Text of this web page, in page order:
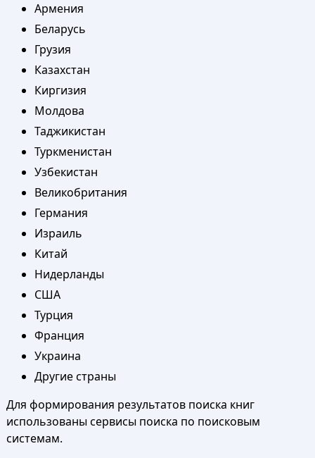
Армения
Беларусь
Грузия
Казахстан
Киргизия
Молдова
Таджикистан
Туркменистан
Узбекистан
Великобритания
Германия
Израиль
Китай
Нидерланды
США
Турция
Франция
Украина
Другие страны
Для формирования результатов поиска книг
использованы сервисы поиска по поисковым
системам.